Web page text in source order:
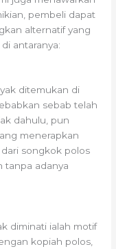
pembeli dapat
alternatif yang
antaranya:
ditemukan di
sebab telah
dahulu, pun
menerapkan
songkok polos
tanpa adanya
diminati ialah motif
kopiah polos,